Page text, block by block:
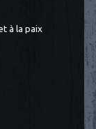
à la paix